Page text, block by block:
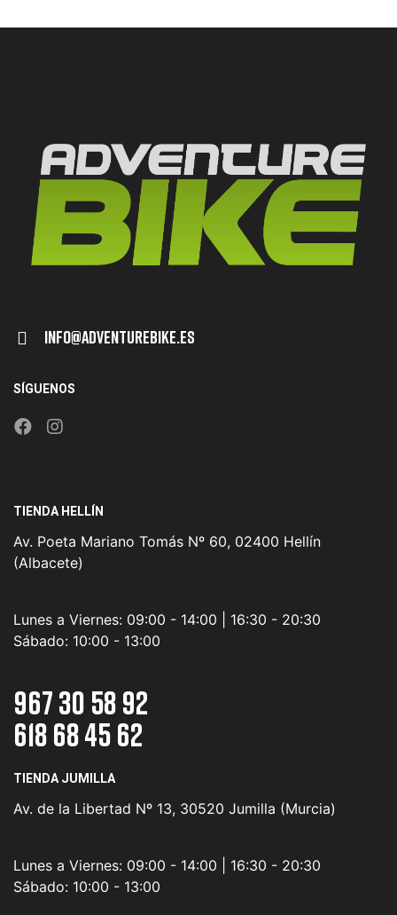
Info@adventurebike.es
SÍGUENOS
TIENDA HELLÍN
Av. Poeta Mariano Tomás Nº 60, 02400 Hellín
(Albacete)
Lunes a Viernes: 09:00 - 14:00 | 16:30 - 20:30
Sábado: 10:00 - 13:00
967 30 58 92
618 68 45 62
TIENDA JUMILLA
Av. de la Libertad Nº 13, 30520 Jumilla (Murcia)
Lunes a Viernes: 09:00 - 14:00 | 16:30 - 20:30
Sábado: 10:00 - 13:00